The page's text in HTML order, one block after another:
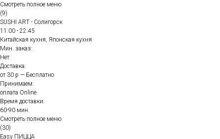
Смотреть полное меню
(9)
SUSHI ART - Солигорск
11:00 - 22:45
Китайская кухня, Японская кухня
Мин. заказ:
Нет
Доставка:
от 30 р — Бесплатно
Принимаем:
оплата Online
Время доставки:
60-90 мин.
Смотреть полное меню
(30)
Easy ПИЦЦА